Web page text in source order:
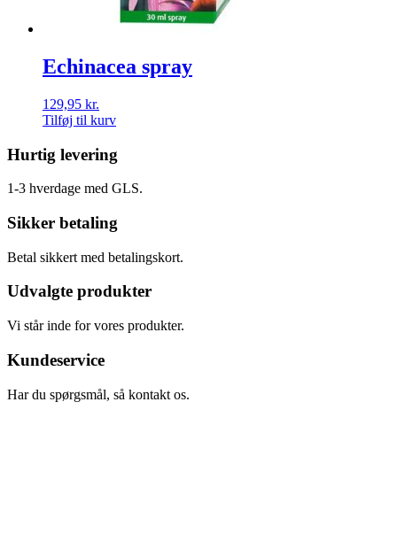
Echinacea spray
129,95 kr.
Tilføj til kurv
Hurtig levering
1-3 hverdage med GLS.
Sikker betaling
Betal sikkert med betalingskort.
Udvalgte produkter
Vi står inde for vores produkter.
Kundeservice
Har du spørgsmål, så kontakt os.